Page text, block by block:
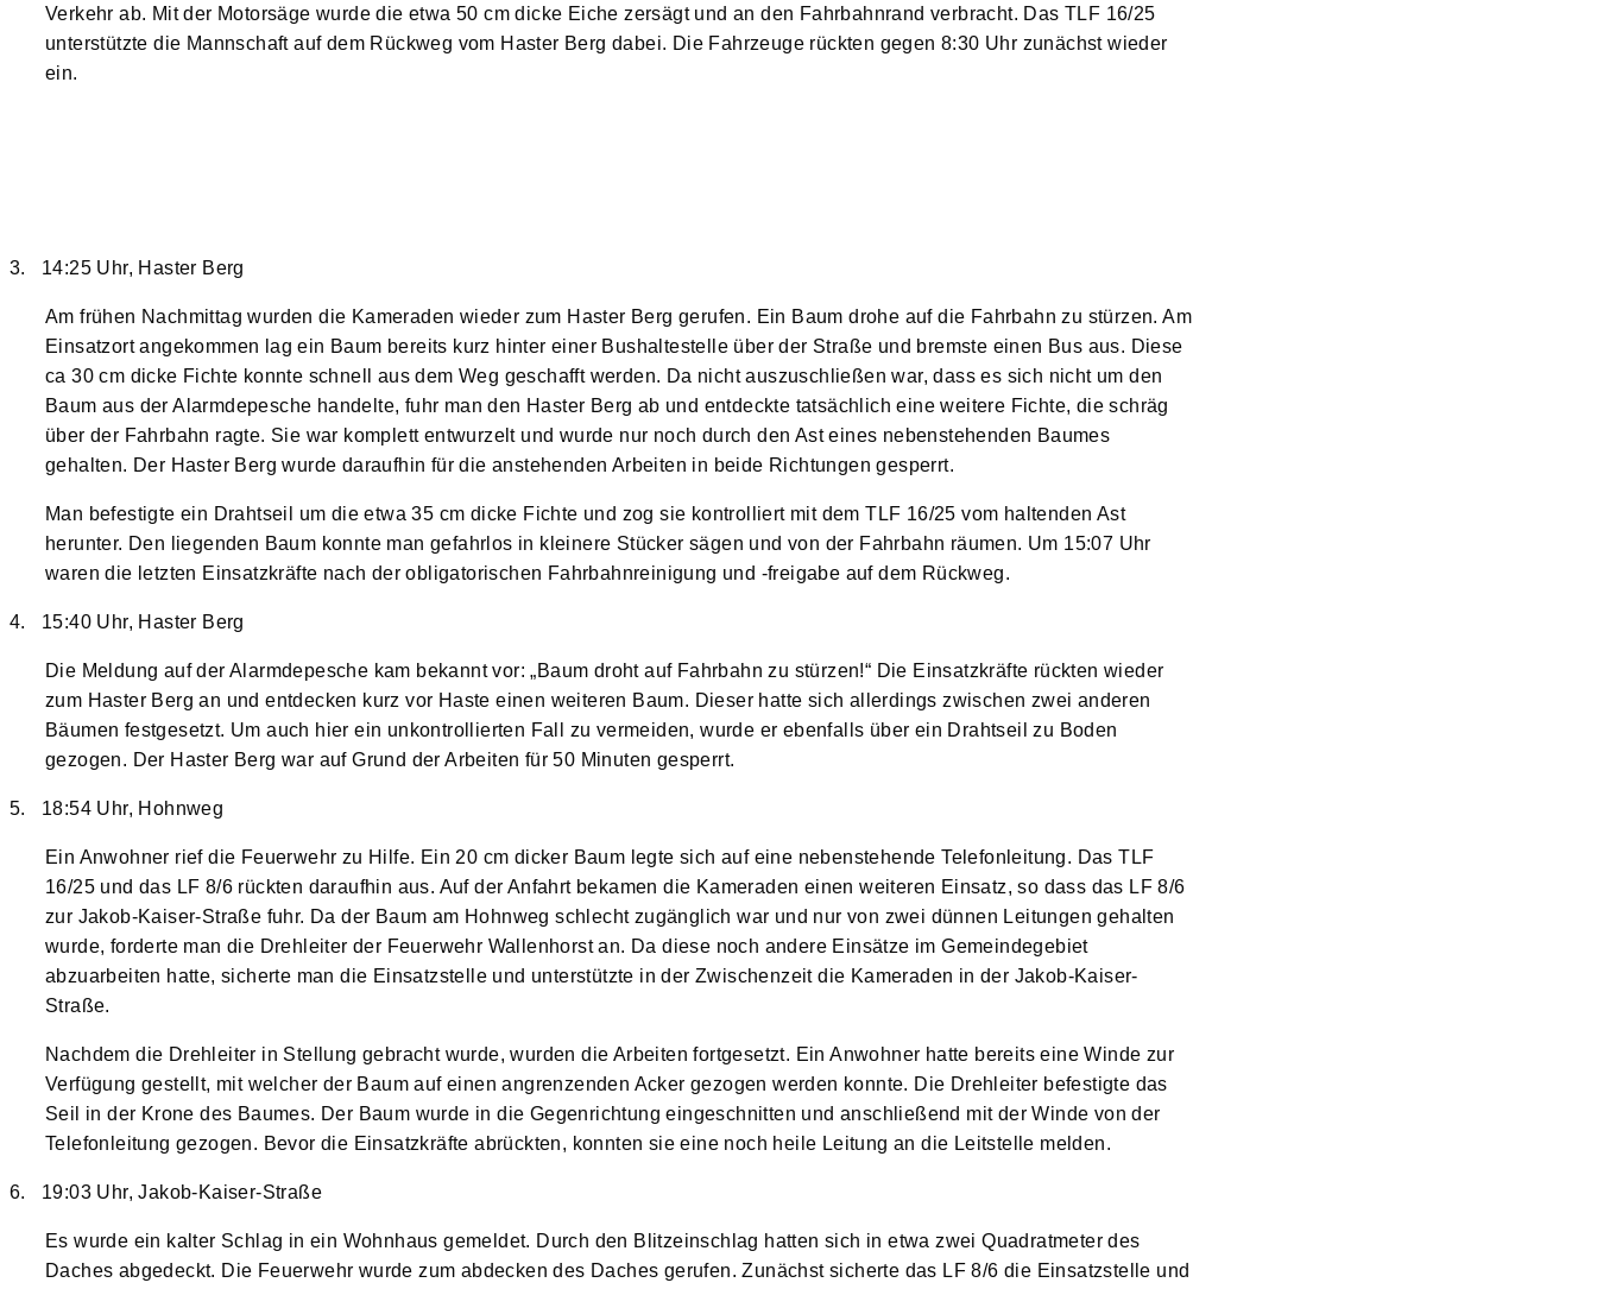
Verkehr ab. Mit der Motorsäge wurde die etwa 50 cm dicke Eiche zersägt und an den Fahrbahnrand verbracht. Das TLF 16/25
unterstützte die Mannschaft auf dem Rückweg vom Haster Berg dabei. Die Fahrzeuge rückten gegen 8:30 Uhr zunächst wieder
ein.
3. 14:25 Uhr, Haster Berg
Am frühen Nachmittag wurden die Kameraden wieder zum Haster Berg gerufen. Ein Baum drohe auf die Fahrbahn zu stürzen. Am
Einsatzort angekommen lag ein Baum bereits kurz hinter einer Bushaltestelle über der Straße und bremste einen Bus aus. Diese
ca 30 cm dicke Fichte konnte schnell aus dem Weg geschafft werden. Da nicht auszuschließen war, dass es sich nicht um den
Baum aus der Alarmdepesche handelte, fuhr man den Haster Berg ab und entdeckte tatsächlich eine weitere Fichte, die schräg
über der Fahrbahn ragte. Sie war komplett entwurzelt und wurde nur noch durch den Ast eines nebenstehenden Baumes
gehalten. Der Haster Berg wurde daraufhin für die anstehenden Arbeiten in beide Richtungen gesperrt.
Man befestigte ein Drahtseil um die etwa 35 cm dicke Fichte und zog sie kontrolliert mit dem TLF 16/25 vom haltenden Ast
herunter. Den liegenden Baum konnte man gefahrlos in kleinere Stücker sägen und von der Fahrbahn räumen. Um 15:07 Uhr
waren die letzten Einsatzkräfte nach der obligatorischen Fahrbahnreinigung und -freigabe auf dem Rückweg.
4. 15:40 Uhr, Haster Berg
Die Meldung auf der Alarmdepesche kam bekannt vor: „Baum droht auf Fahrbahn zu stürzen!“ Die Einsatzkräfte rückten wieder
zum Haster Berg an und entdecken kurz vor Haste einen weiteren Baum. Dieser hatte sich allerdings zwischen zwei anderen
Bäumen festgesetzt. Um auch hier ein unkontrollierten Fall zu vermeiden, wurde er ebenfalls über ein Drahtseil zu Boden
gezogen. Der Haster Berg war auf Grund der Arbeiten für 50 Minuten gesperrt.
5. 18:54 Uhr, Hohnweg
Ein Anwohner rief die Feuerwehr zu Hilfe. Ein 20 cm dicker Baum legte sich auf eine nebenstehende Telefonleitung. Das TLF
16/25 und das LF 8/6 rückten daraufhin aus. Auf der Anfahrt bekamen die Kameraden einen weiteren Einsatz, so dass das LF 8/6
zur Jakob-Kaiser-Straße fuhr. Da der Baum am Hohnweg schlecht zugänglich war und nur von zwei dünnen Leitungen gehalten
wurde, forderte man die Drehleiter der Feuerwehr Wallenhorst an. Da diese noch andere Einsätze im Gemeindegebiet
abzuarbeiten hatte, sicherte man die Einsatzstelle und unterstützte in der Zwischenzeit die Kameraden in der Jakob-Kaiser-
Straße.
Nachdem die Drehleiter in Stellung gebracht wurde, wurden die Arbeiten fortgesetzt. Ein Anwohner hatte bereits eine Winde zur
Verfügung gestellt, mit welcher der Baum auf einen angrenzenden Acker gezogen werden konnte. Die Drehleiter befestigte das
Seil in der Krone des Baumes. Der Baum wurde in die Gegenrichtung eingeschnitten und anschließend mit der Winde von der
Telefonleitung gezogen. Bevor die Einsatzkräfte abrückten, konnten sie eine noch heile Leitung an die Leitstelle melden.
6. 19:03 Uhr, Jakob-Kaiser-Straße
Es wurde ein kalter Schlag in ein Wohnhaus gemeldet. Durch den Blitzeinschlag hatten sich in etwa zwei Quadratmeter des
Daches abgedeckt. Die Feuerwehr wurde zum abdecken des Daches gerufen. Zunächst sicherte das LF 8/6 die Einsatzstelle und